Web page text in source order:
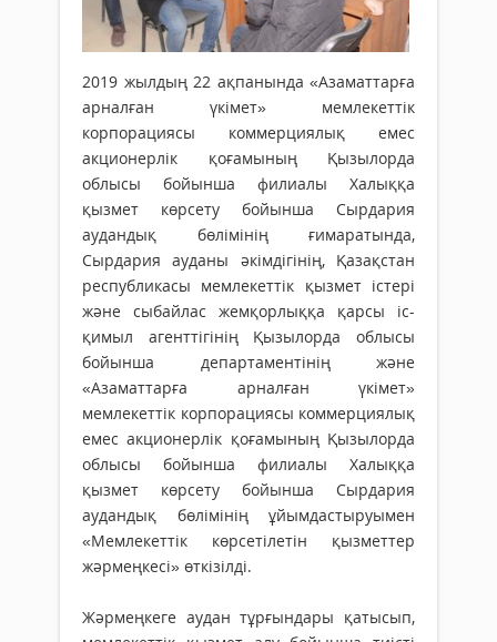
2019 жылдың 22 ақпанында «Азаматтарға
арналған үкімет» мемлекеттік
корпорациясы коммерциялық емес
акционерлік қоғамының Қызылорда
облысы бойынша филиалы Халыққа
қызмет көрсету бойынша Сырдария
аудандық бөлімінің ғимаратында,
Сырдария ауданы әкімдігінің, Қазақстан
республикасы мемлекеттік қызмет істері
және сыбайлас жемқорлыққа қарсы іс-
қимыл агенттігінің Қызылорда облысы
бойынша департаментінің және
«Азаматтарға арналған үкімет»
мемлекеттік корпорациясы коммерциялық
емес акционерлік қоғамының Қызылорда
облысы бойынша филиалы Халыққа
қызмет көрсету бойынша Сырдария
аудандық бөлімінің ұйымдастыруымен
«Мемлекеттік көрсетілетін қызметтер
жәрмеңкесі» өткізілді.
Жәрмеңкеге аудан тұрғындары қатысып,